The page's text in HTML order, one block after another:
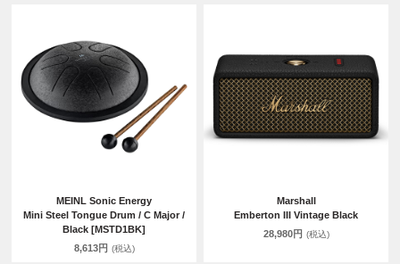
MEINL Sonic Energy
Mini Steel Tongue Drum / C Major /
Black [MSTD1BK]
8,613円 (税込)
Marshall
Emberton III Vintage Black
28,980円 (税込)